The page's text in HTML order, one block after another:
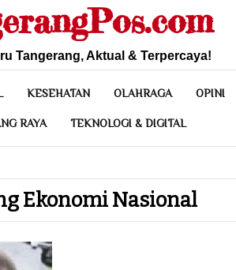
Tangerang, Aktual & Terpercaya!
KESEHATAN OLAHRAGA OPINI
RAYA TEKNOLOGI & DIGITAL
Ekonomi Nasional